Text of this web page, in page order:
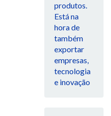
produtos.
Está na
hora de
também
exportar
empresas,
tecnologia
e inovação